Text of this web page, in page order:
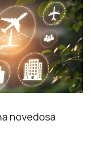
novedosa